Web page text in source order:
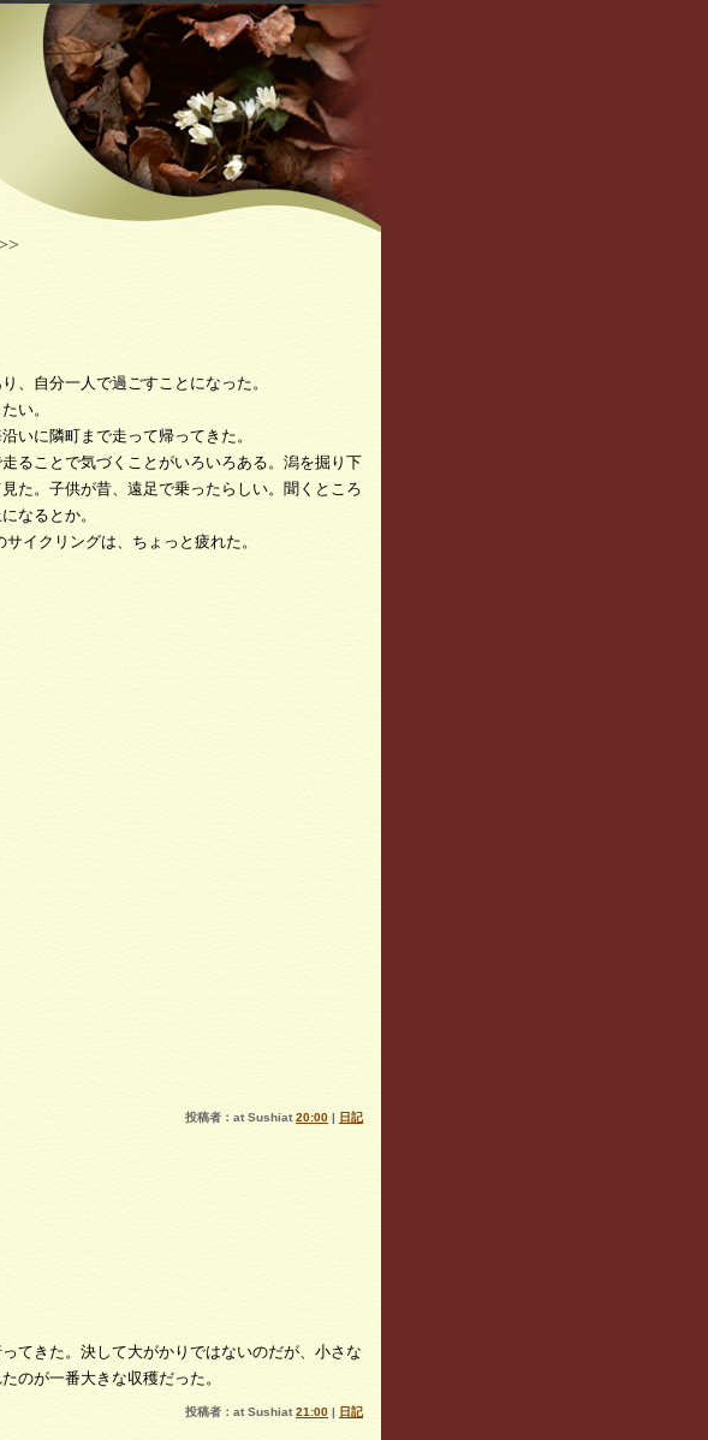
、自分一人で過ごすことになった。
い。
いに隣町まで走って帰ってきた。
ることで気づくことがいろいろある。潟を掘り下
た。子供が昔、遠足で乗ったらしい。聞くところ
なるとか。
イクリングは、ちょっと疲れた。
投稿者：at Sushiat20:00 | 日記
てきた。決して大がかりではないのだが、小さな
のが一番大きな収穫だった。
投稿者：at Sushiat21:00 | 日記